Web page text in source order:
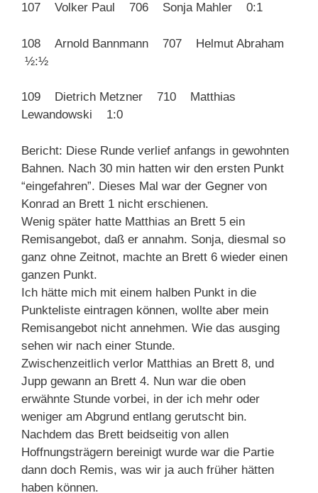
107 Volker Paul 706 Sonja Mahler 0:1
108 Arnold Bannmann 707 Helmut Abraham
½:½
109 Dietrich Metzner 710 Matthias
Lewandowski 1:0
Bericht: Diese Runde verlief anfangs in gewohnten
Bahnen. Nach 30 min hatten wir den ersten Punkt
“eingefahren”. Dieses Mal war der Gegner von
Konrad an Brett 1 nicht erschienen.
Wenig später hatte Matthias an Brett 5 ein
Remisangebot, daß er annahm. Sonja, diesmal so
ganz ohne Zeitnot, machte an Brett 6 wieder einen
ganzen Punkt.
Ich hätte mich mit einem halben Punkt in die
Punkteliste eintragen können, wollte aber mein
Remisangebot nicht annehmen. Wie das ausging
sehen wir nach einer Stunde.
Zwischenzeitlich verlor Matthias an Brett 8, und
Jupp gewann an Brett 4. Nun war die oben
erwähnte Stunde vorbei, in der ich mehr oder
weniger am Abgrund entlang gerutscht bin.
Nachdem das Brett beidseitig von allen
Hoffnungsträgern bereinigt wurde war die Partie
dann doch Remis, was wir ja auch früher hätten
haben können.